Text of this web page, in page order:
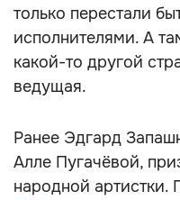
только перестали
исполнителями. А
какой-то другой
ведущая.
Ранее Эдгард
Алле Пугачёвой,
народной артистки.